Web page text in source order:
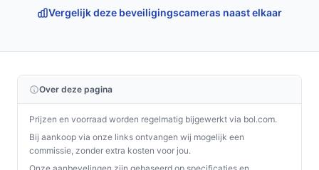
Vergelijk deze beveiligingscameras naast elkaar
Over deze pagina
Prijzen en voorraad worden regelmatig bijgewerkt via bol.com.
Bij aankoop via onze links ontvangen wij mogelijk een
commissie, zonder extra kosten voor jou.